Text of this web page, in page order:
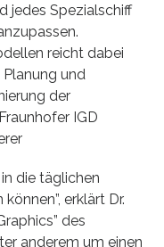
jedes Spezialschiff
reicht dabei
und
der
IGD
die täglichen
erklärt Dr.
des
anderem um einen